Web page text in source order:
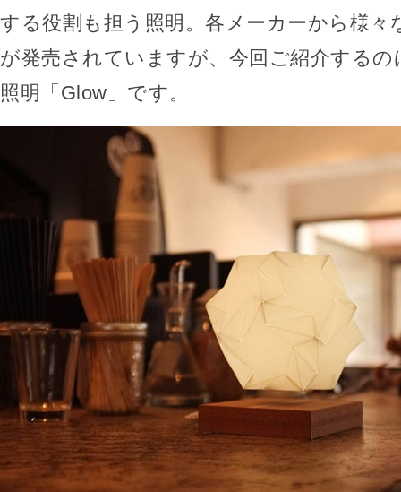
する役割も担う照明。各メーカーから様々
が発売されていますが、今回ご紹介するの
照明「Glow」です。